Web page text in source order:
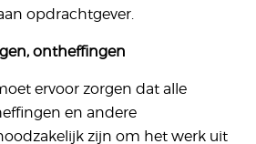
opdrachtgever.
ontheffingen
ervoor zorgen dat alle
en andere
zijn om het werk uit